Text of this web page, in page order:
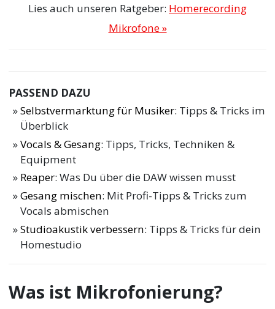
Lies auch unseren Ratgeber: Homerecording
Mikrofone »
PASSEND DAZU
Selbstvermarktung für Musiker: Tipps & Tricks im
Überblick
Vocals & Gesang: Tipps, Tricks, Techniken &
Equipment
Reaper: Was Du über die DAW wissen musst
Gesang mischen: Mit Profi-Tipps & Tricks zum
Vocals abmischen
Studioakustik verbessern: Tipps & Tricks für dein
Homestudio
Was ist Mikrofonierung?